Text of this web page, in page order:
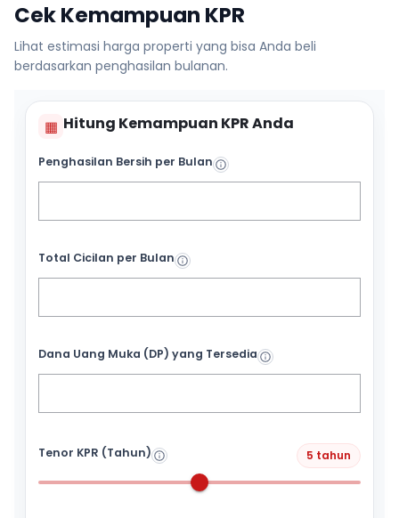
Cek Kemampuan KPR
Lihat estimasi harga properti yang bisa Anda beli
berdasarkan penghasilan bulanan.
▦ Hitung Kemampuan KPR Anda
Penghasilan Bersih per Bulan
Total Cicilan per Bulan
Dana Uang Muka (DP) yang Tersedia
Tenor KPR (Tahun) 5 tahun